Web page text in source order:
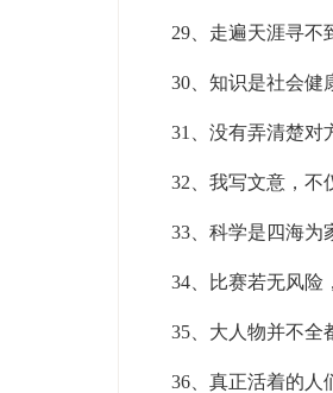
29、走遍天涯寻不
30、知识是社会健
31、没有弄清楚对
32、我写文意，不
33、科学是四海
34、比赛若无风
35、大人物并不全
36、真正活着的人